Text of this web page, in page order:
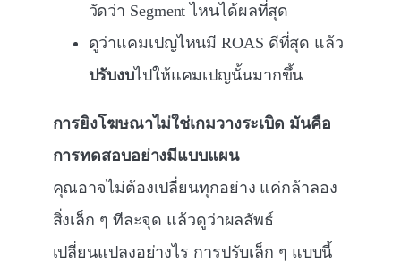
วัดว่า Segment ไหนได้ผลที่สุด
ดูว่าแคมเปญไหนมี ROAS ดีที่สุด แล้ว
ปรับงบไปให้แคมเปญนั้นมากขึ้น
การยิงโฆษณาไม่ใช่เกมวางระเบิด มันคือ
การทดสอบอย่างมีแบบแผน
คุณอาจไม่ต้องเปลี่ยนทุกอย่าง แค่กล้าลอง
สิ่งเล็ก ๆ ทีละจุด แล้วดูว่าผลลัพธ์
เปลี่ยนแปลงอย่างไร การปรับเล็ก ๆ แบบนี้